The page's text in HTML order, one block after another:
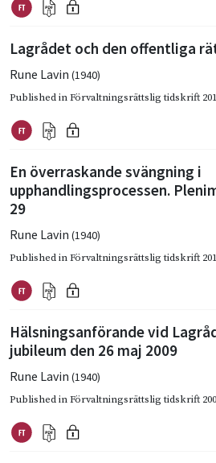
Lagrådet och den offentliga
Rune Lavin (1940)
Published inFörvaltningsrättslig tidskrift
En överraskande svängning i
upphandlingsprocessen.
29
Rune Lavin (1940)
Published inFörvaltningsrättslig tidskrift
Hälsningsanförande vid
jubileum den 26 maj 2009
Rune Lavin (1940)
Published inFörvaltningsrättslig tidskrift